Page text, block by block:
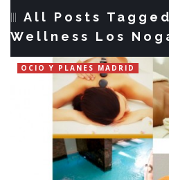
All Posts Tagged
Wellness Los
OCIO Y PLANES MADRID